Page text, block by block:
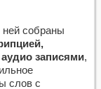
ней собраны
записями,
слов с